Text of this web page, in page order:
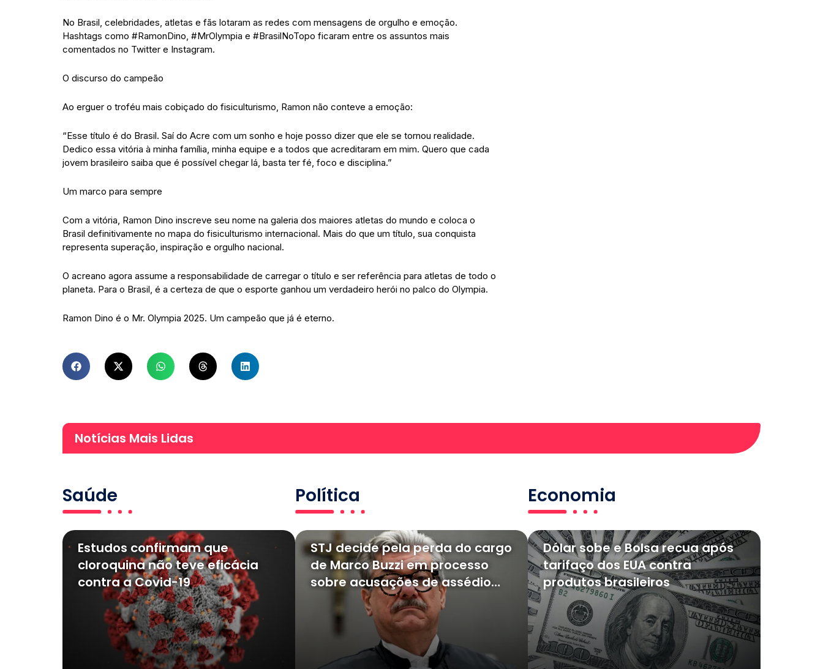
No Brasil, celebridades, atletas e fãs lotaram as redes com mensagens de orgulho e emoção.
Hashtags como #RamonDino, #MrOlympia e #BrasilNoTopo ficaram entre os assuntos mais
comentados no Twitter e Instagram.
O discurso do campeão
Ao erguer o troféu mais cobiçado do fisiculturismo, Ramon não conteve a emoção:
“Esse título é do Brasil. Saí do Acre com um sonho e hoje posso dizer que ele se tornou realidade.
Dedico essa vitória à minha família, minha equipe e a todos que acreditaram em mim. Quero que cada
jovem brasileiro saiba que é possível chegar lá, basta ter fé, foco e disciplina.”
Um marco para sempre
Com a vitória, Ramon Dino inscreve seu nome na galeria dos maiores atletas do mundo e coloca o
Brasil definitivamente no mapa do fisiculturismo internacional. Mais do que um título, sua conquista
representa superação, inspiração e orgulho nacional.
O acreano agora assume a responsabilidade de carregar o título e ser referência para atletas de todo o
planeta. Para o Brasil, é a certeza de que o esporte ganhou um verdadeiro herói no palco do Olympia.
Ramon Dino é o Mr. Olympia 2025. Um campeão que já é eterno.
Notícias Mais Lidas
Saúde
Estudos confirmam que
cloroquina não teve eficácia
contra a Covid-19
Política
STJ decide pela perda do cargo
de Marco Buzzi em processo
sobre acusações de assédio
Economia
Dólar sobe e Bolsa recua após
tarifaço dos EUA contra
produtos brasileiros